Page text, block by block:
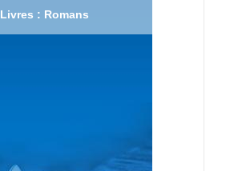
Livres : Romans